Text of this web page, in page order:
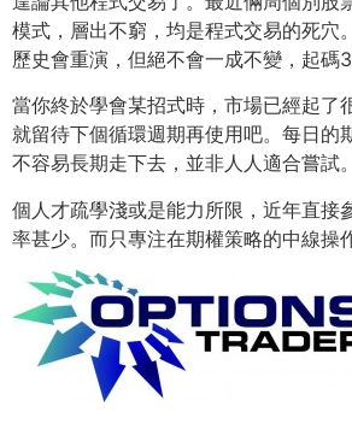
模式，層出不窮，均是程式交易的死穴。
歷史會重演，但絕不會一成不變，起碼3
當你終於學會某招式時，市場已經起了
就留待下個循環週期再使用吧。每日的
不容易長期走下去 ，並非人人適合嘗試。
個人才疏學淺或是能力所限，近年直接
率甚少。 而只專注在期權策略的中線操